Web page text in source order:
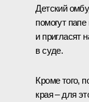
Детский
помогут
и пригласят
в суде.
Кроме того,
края – для